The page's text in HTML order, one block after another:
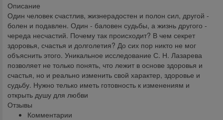
Описание
Один человек счастлив, жизнерадостен и полон сил, другой -
болен и подавлен. Один - баловен судьбы, а жизнь другого -
череда несчастий. Почему так происходит? В чем секрет
здоровья, счастья и долголетия? До сих пор никто не мог
объяснить этого. Уникальное исследование С. Н. Лазарева
позволяет не только понять, что лежит в основе здоровья и
счастья, но и реально изменить свой характер, здоровье и
судьбу. Нужно телько иметь готовность к изменениям и
открыть душу для любви
Отзывы
Комментарии